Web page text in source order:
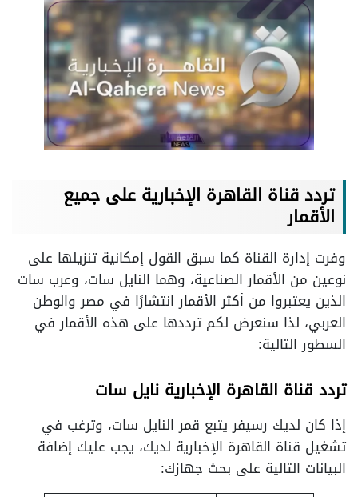
تردد قناة القاهرة الإخبارية على جميع
الأقمار
وفرت إدارة القناة كما سبق القول إمكانية تنزيلها على
نوعين من الأقمار الصناعية، وهما النايل سات، وعرب سات
الذين يعتبروا من أكثر الأقمار انتشارًا في مصر والوطن
العربي، لذا سنعرض لكم ترددها على هذه الأقمار في
السطور التالية:
تردد قناة القاهرة الإخبارية نايل سات
إذا كان لديك رسيفر يتبع قمر النايل سات، وترغب في
تشغيل قناة القاهرة الإخبارية لديك، يجب عليك إضافة
البيانات التالية على بحث جهازك: